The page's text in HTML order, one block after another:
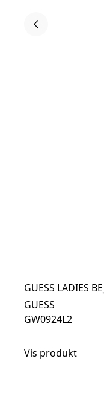
GUESS LADIES
GUESS
GW0924L2
Vis produkt